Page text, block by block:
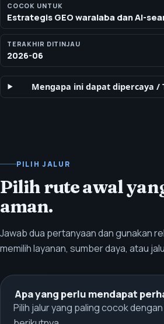
COCOK UNTUK
Estrategis GEO waralaba dan AI-
TERAKHIR DITINJAU
2026-06
Mengapa ini dapat dipercaya /
PILIH JALUR
Pilih rute awal
aman.
Jawab dua pertanyaan dan gunakan
memilih layanan, sumber daya, atau
Apa yang perlu mendapat
Pilih jalur yang paling cocok